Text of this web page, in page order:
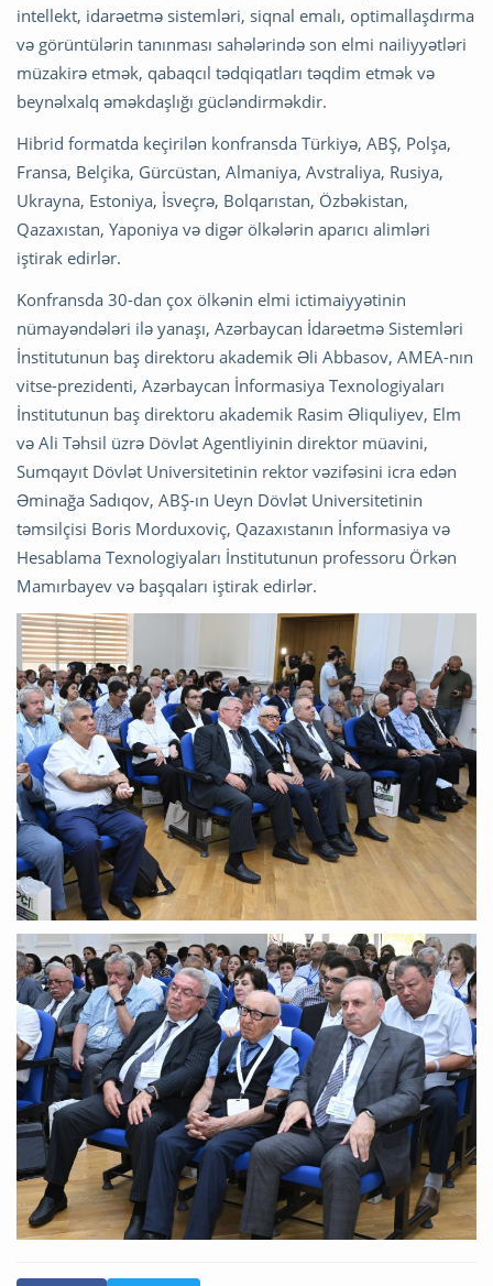
intellekt, idarəetmə sistemləri, siqnal emalı, optimallaşdırma
və görüntülərin tanınması sahələrində son elmi nailiyyətləri
müzakirə etmək, qabaqcıl tədqiqatları təqdim etmək və
beynəlxalq əməkdaşlığı gücləndirməkdir.
Hibrid formatda keçirilən konfransda Türkiyə, ABŞ, Polşa,
Fransa, Belçika, Gürcüstan, Almaniya, Avstraliya, Rusiya,
Ukrayna, Estoniya, İsveçrə, Bolqarıstan, Özbəkistan,
Qazaxıstan, Yaponiya və digər ölkələrin aparıcı alimləri
iştirak edirlər.
Konfransda 30-dan çox ölkənin elmi ictimaiyyətinin
nümayəndələri ilə yanaşı, Azərbaycan İdarəetmə Sistemləri
İnstitutunun baş direktoru akademik Əli Abbasov, AMEA-nın
vitse-prezidenti, Azərbaycan İnformasiya Texnologiyaları
İnstitutunun baş direktoru akademik Rasim Əliquliyev, Elm
və Ali Təhsil üzrə Dövlət Agentliyinin direktor müavini,
Sumqayıt Dövlət Universitetinin rektor vəzifəsini icra edən
Əminağa Sadıqov, ABŞ-ın Ueyn Dövlət Universitetinin
təmsilçisi Boris Morduxoviç, Qazaxıstanın İnformasiya və
Hesablama Texnologiyaları İnstitutunun professoru Örkən
Mamırbayev və başqaları iştirak edirlər.